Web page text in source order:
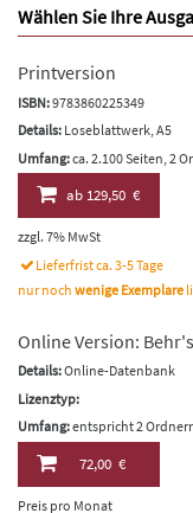
Wählen Sie Ihre
Printversion
ISBN:9783860225349
Details: Loseblattwerk, A5
Umfang:ca. 2.100 Seiten, 2
ab129,50 €
zzgl. 7% MwSt
Lieferfrist ca. 3-5 Tage
nur noch wenige Exemplare
Online Version:
Details:Online-Datenbank
Lizenztyp:
Umfang:entspricht 2
72,00 €
Preis pro Monat